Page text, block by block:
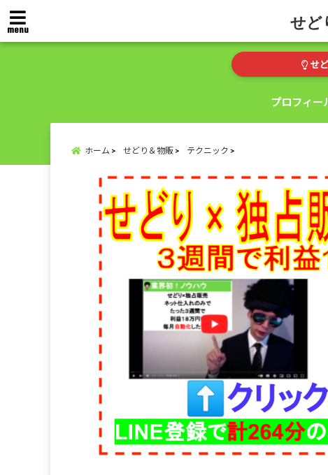
menu せど
せ
プロフィー
ホーム せどり＆物販 テクニック